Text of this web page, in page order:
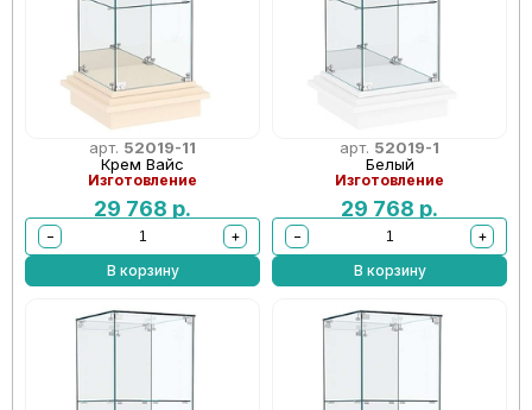
арт. 52019-11
Крем Вайс
Изготовление
29 768 р.
−
+
В корзину
арт. 52019-1
Белый
Изготовление
29 768 р.
−
+
В корзину